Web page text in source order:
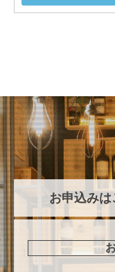
お申込み